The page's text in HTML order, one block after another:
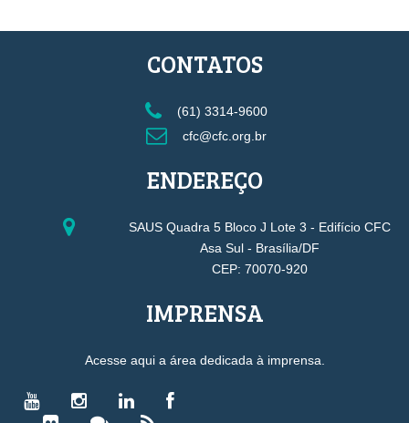
CONTATOS
(61) 3314-9600
cfc@cfc.org.br
ENDEREÇO
SAUS Quadra 5 Bloco J Lote 3 - Edifício CFC
Asa Sul - Brasília/DF
CEP: 70070-920
IMPRENSA
Acesse aqui a área dedicada à imprensa.